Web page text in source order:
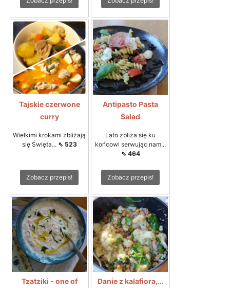
Tajskie czerwone
curry
Wielkimi krokami zbliżają
się Święta... ⇖ 523
Zobacz przepis!
Antipasto Pasta
Salad
Lato zbliża się ku
końcowi serwując nam...
⇖ 464
Zobacz przepis!
Tzatziki - one of
Danie z kalafiora,...